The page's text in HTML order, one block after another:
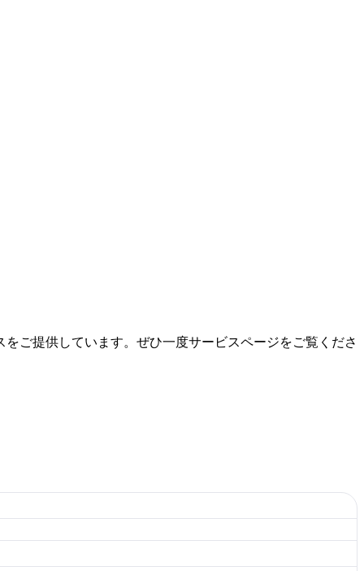
ご提供しています。ぜひ一度サービスページをご覧くださ